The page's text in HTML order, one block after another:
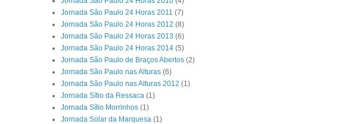
Jornada São Paulo 24 Horas 2011 (7)
Jornada São Paulo 24 Horas 2012 (8)
Jornada São Paulo 24 Horas 2013 (6)
Jornada São Paulo 24 Horas 2014 (5)
Jornada São Paulo de Braços Abertos (2)
Jornada São Paulo nas Alturas (6)
Jornada São Paulo nas Alturas 2012 (1)
Jornada Sítio da Ressaca (1)
Jornada Sítio Morrinhos (1)
Jornada Solar da Marquesa (1)